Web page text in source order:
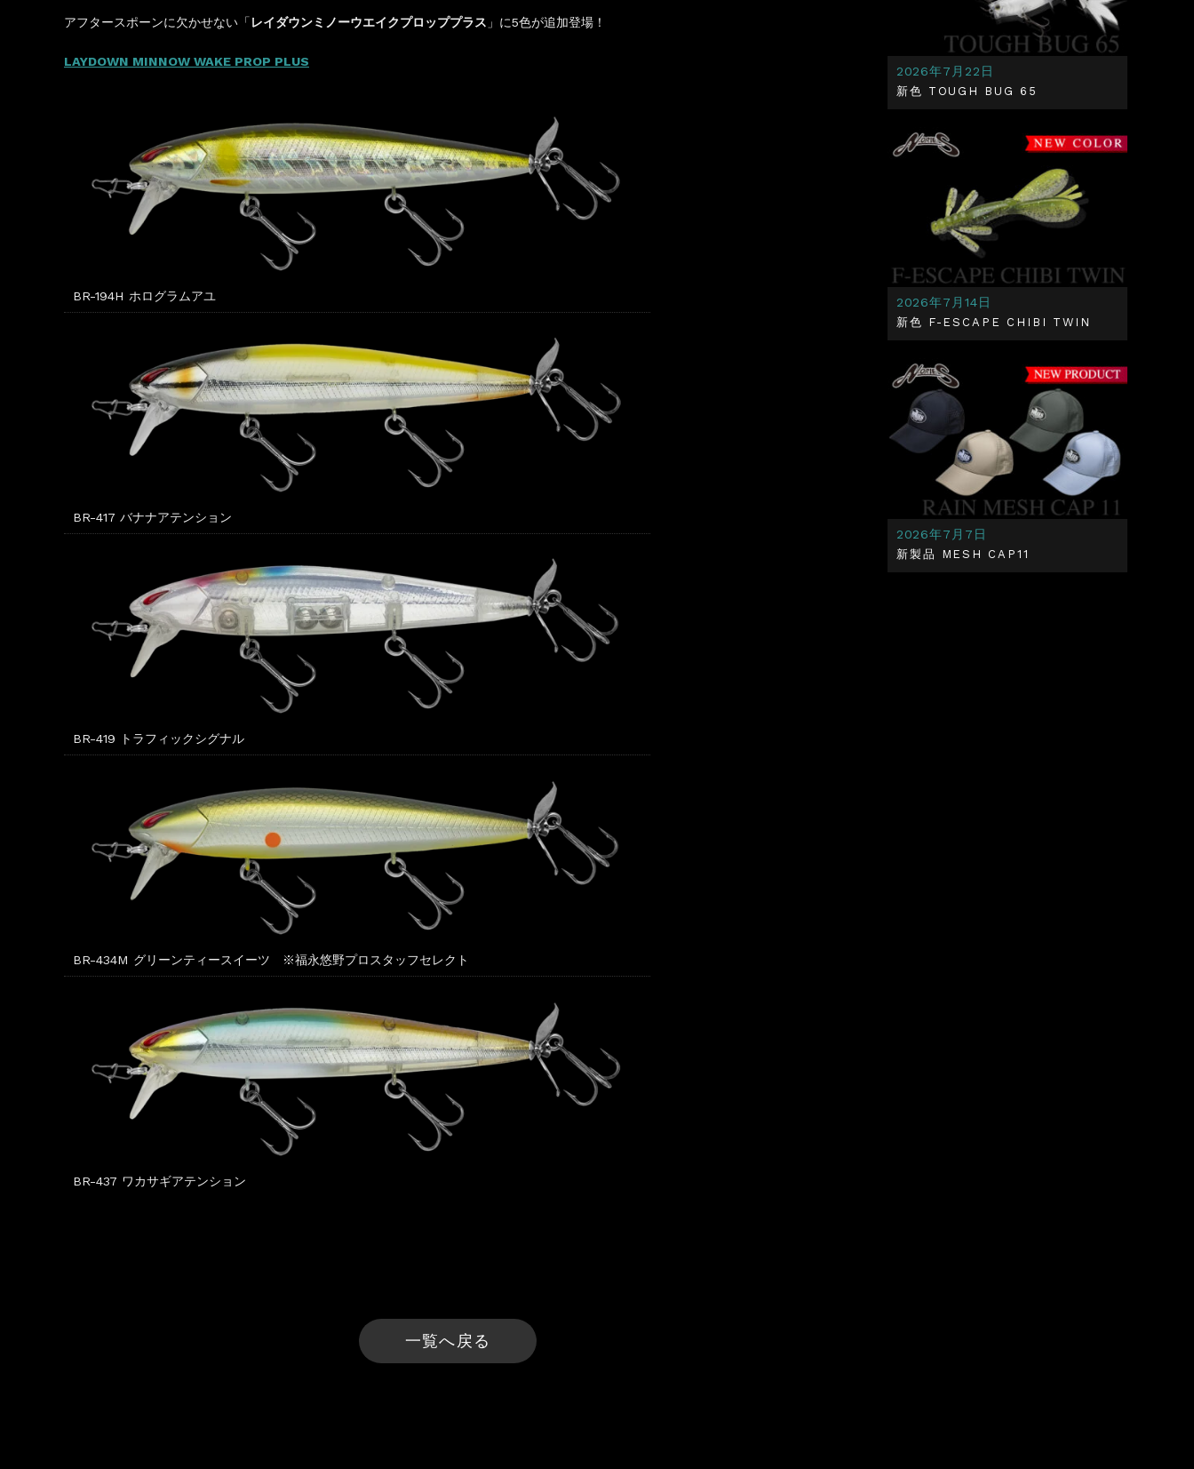
アフタースポーンに欠かせない「 レイダウンミノーウエイクプロッププラス 」に5色が追加登場！
LAYDOWN MINNOW WAKE PROP PLUS
BR-194H ホログラムアユ
BR-417 バナナアテンション
BR-419 トラフィックシグナル
BR-434M グリーンティースイーツ ※福永悠野プロスタッフセレクト
BR-437 ワカサギアテンション
一覧へ戻る
2026年7月22日
新色 TOUGH BUG 65
2026年7月14日
新色 F-ESCAPE CHIBI TWIN
2026年7月7日
新製品 MESH CAP11